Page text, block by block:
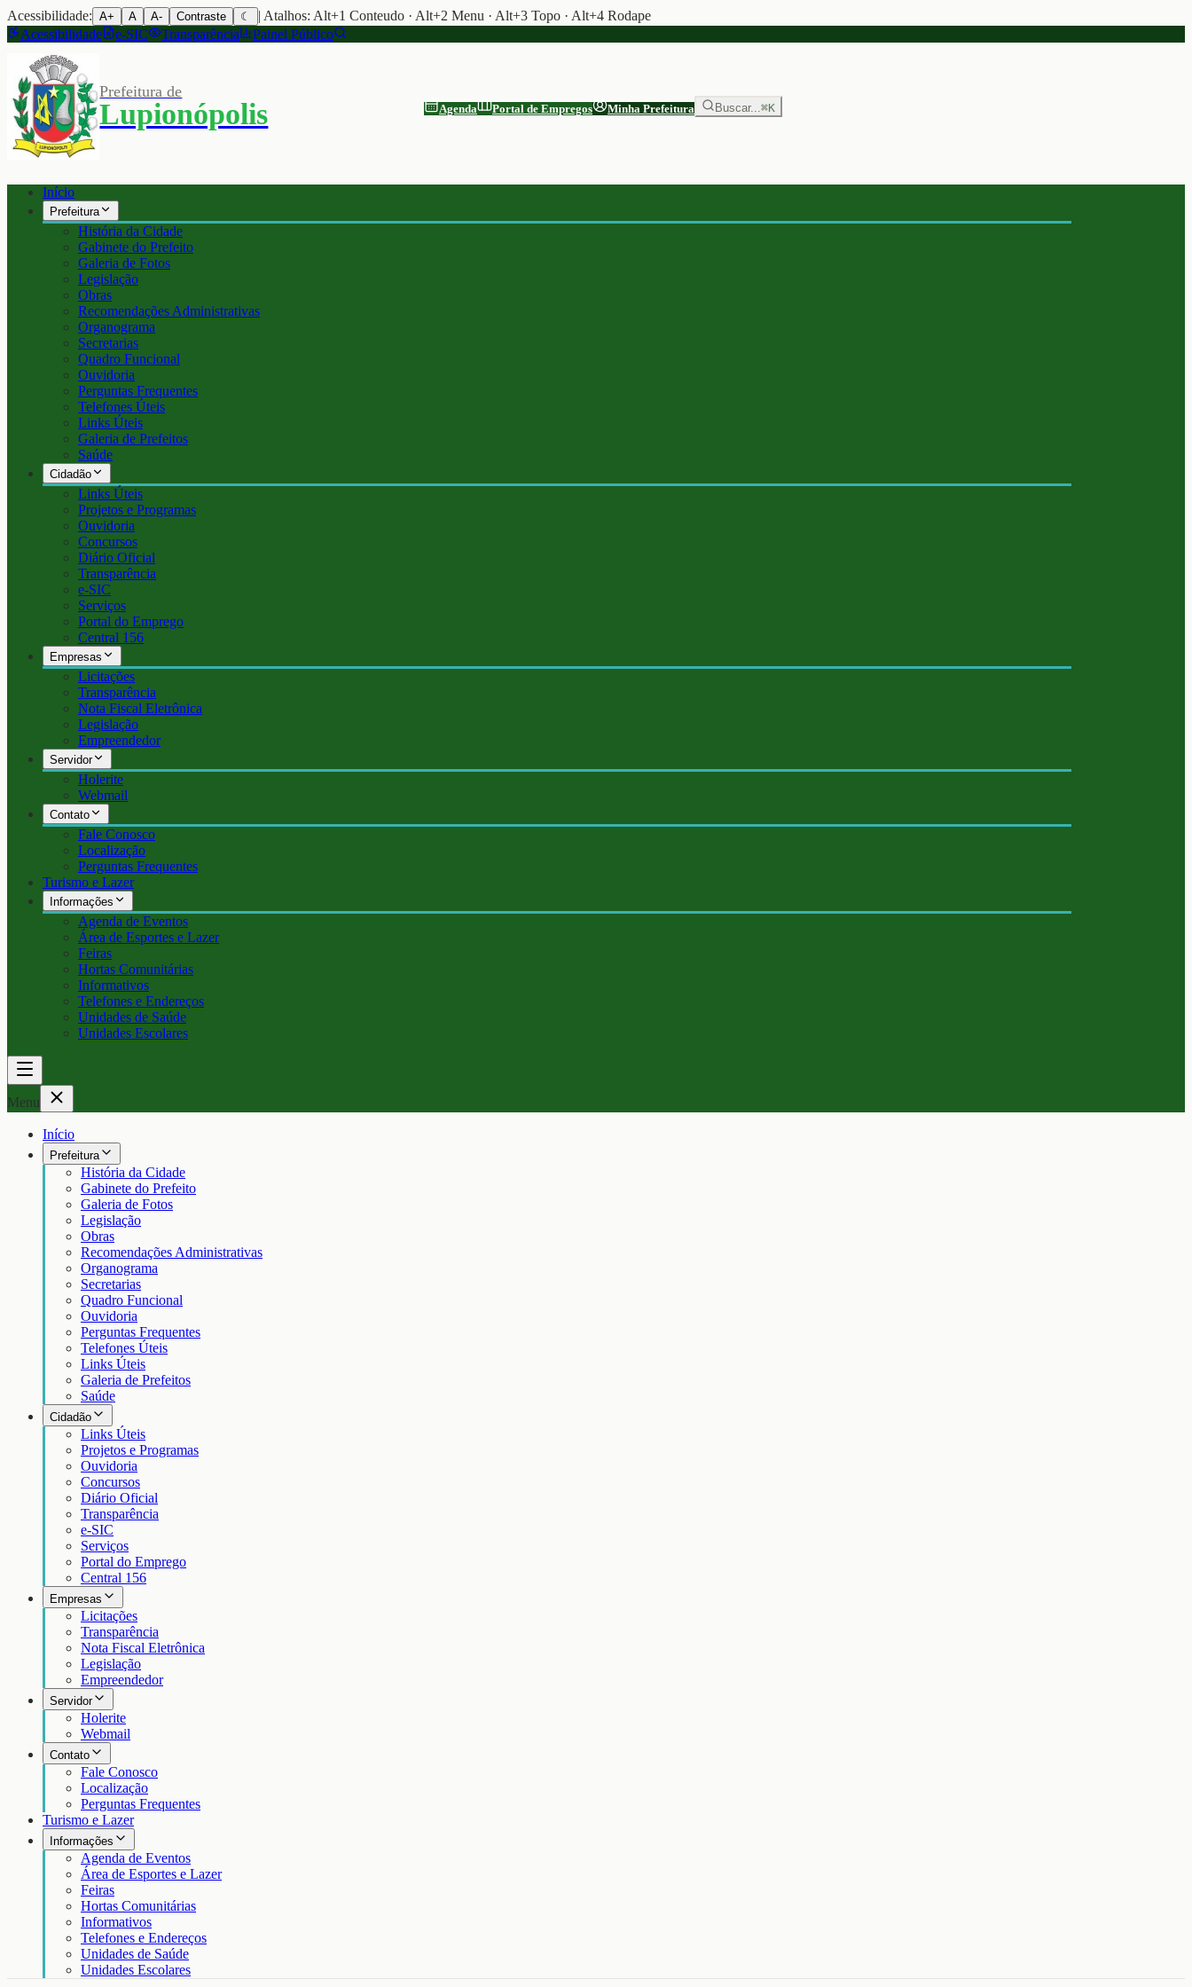
Acessibilidade: A+ A A- Contraste ☾
| Atalhos: Alt+1 Conteudo · Alt+2 Menu · Alt+3 Topo · Alt+4 Rodape
Acessibilidade
e-SIC Transparência Painel Público
Prefeitura de
Lupionópolis Agenda Portal de Empregos Minha Prefeitura Buscar...⌘K
Início
Prefeitura
História da Cidade
Gabinete do Prefeito
Galeria de Fotos
Legislação
Obras
Recomendações Administrativas
Organograma
Secretarias
Quadro Funcional
Ouvidoria
Perguntas Frequentes
Telefones Úteis
Links Úteis
Galeria de Prefeitos
Saúde
Cidadão
Links Úteis
Projetos e Programas
Ouvidoria
Concursos
Diário Oficial
Transparência
e-SIC
Serviços
Portal do Emprego
Central 156
Empresas
Licitações
Transparência
Nota Fiscal Eletrônica
Legislação
Empreendedor
Servidor
Holerite
Webmail
Contato
Fale Conosco
Localização
Perguntas Frequentes
Turismo e Lazer
Informações
Agenda de Eventos
Área de Esportes e Lazer
Feiras
Hortas Comunitárias
Informativos
Telefones e Endereços
Unidades de Saúde
Unidades Escolares
Menu
Início
Prefeitura
História da Cidade
Gabinete do Prefeito
Galeria de Fotos
Legislação
Obras
Recomendações Administrativas
Organograma
Secretarias
Quadro Funcional
Ouvidoria
Perguntas Frequentes
Telefones Úteis
Links Úteis
Galeria de Prefeitos
Saúde
Cidadão
Links Úteis
Projetos e Programas
Ouvidoria
Concursos
Diário Oficial
Transparência
e-SIC
Serviços
Portal do Emprego
Central 156
Empresas
Licitações
Transparência
Nota Fiscal Eletrônica
Legislação
Empreendedor
Servidor
Holerite
Webmail
Contato
Fale Conosco
Localização
Perguntas Frequentes
Turismo e Lazer
Informações
Agenda de Eventos
Área de Esportes e Lazer
Feiras
Hortas Comunitárias
Informativos
Telefones e Endereços
Unidades de Saúde
Unidades Escolares